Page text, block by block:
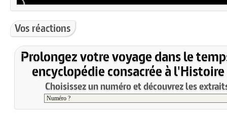
Vos réactions
Prolongez votre voyage dans le
encyclopédie consacrée à l'Histoire
Choisissez un numéro et découvrez les